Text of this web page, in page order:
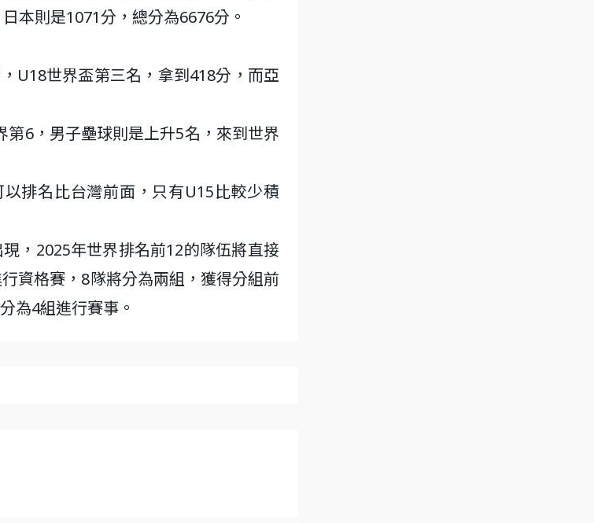
本則是1071分，總分為6676分。
U18世界盃第三名，拿到418分，而亞
6，男子壘球則是上升5名，來到世界
排名比台灣前面，只有U15比較少積
，2025年世界排名前12的隊伍將直接
資格賽，8隊將分為兩組，獲得分組前
為4組進行賽事。